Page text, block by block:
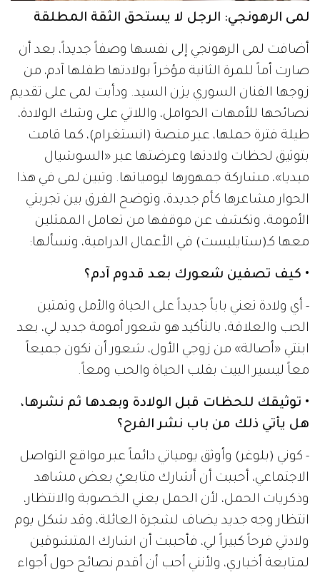
لمى الرهونجي: الرجل لا يستحق الثقة المطلقة
أضافت لمى الرهونجي إلى نفسها وصفاً جديداً، بعد أن
صارت أماً للمرة الثانية مؤخراً بولادتها طفلها آدم، من
زوجها الفنان السوري يزن السيد. ودأبت لمى على تقديم
نصائحها للأمهات الحوامل، واللاتي على وشك الولادة،
طيلة فترة حملها، عبر منصة (انستغرام)، كما قامت
بتوثيق لحظات ولادتها وعرضتها عبر «السوشيال
ميديا»، مشاركة جمهورها ليومياتها. وتبين لمى في هذا
الحوار مشاعرها كأم جديدة، وتوضح الفرق بين تجربتي
الأمومة، وتكشف عن موقفها من تعامل الممثلين
معها كـ(ستايليست) في الأعمال الدرامية، ونسألها:
• كيف تصفين شعورك بعد قدوم آدم؟
- أي ولادة تعني باباً جديداً على الحياة والأمل وتمتين
الحب والعلاقة، بالتأكيد هو شعور أمومة جديد لي، بعد
ابنتي «أصالة» من زوجي الأول، شعور أن نكون جميعاً
معاً ليسير البيت بقلب الحياة والحب ومعاً.
• توثيقك للحظات قبل الولادة وبعدها ثم نشرها،
هل يأتي ذلك من باب نشر الفرح؟
- كوني (بلوغر) وأوثق يومياتي دائماً عبر مواقع التواصل
الاجتماعي، أحببت أن أشارك متابعيّ بعض مشاهد
وذكريات الحمل، لأن الحمل يعني الخصوبة والانتظار،
انتظار وجه جديد يضاف لشجرة العائلة، وقد شكل يوم
ولادتي فرحاً كبيراً لي، فأحببت أن اشارك المتشوقين
لمتابعة أخباري، ولأنني أحب أن أقدم نصائح حول أجواء